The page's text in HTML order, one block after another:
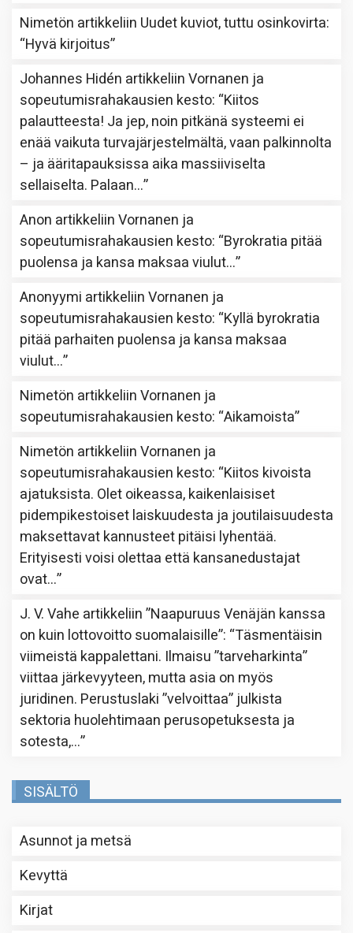
Nimetön artikkeliin Uudet kuviot, tuttu osinkovirta:
“Hyvä kirjoitus”
Johannes Hidén artikkeliinVornanen ja
sopeutumisrahakausien kesto: “Kiitos
palautteesta! Ja jep, noin pitkänä systeemi ei
enää vaikuta turvajärjestelmältä, vaan palkinnolta
– ja ääritapauksissa aika massiiviselta
sellaiselta. Palaan…”
Anon artikkeliinVornanen ja
sopeutumisrahakausien kesto: “Byrokratia pitää
puolensa ja kansa maksaa viulut…”
Anonyymi artikkeliinVornanen ja
sopeutumisrahakausien kesto: “Kyllä byrokratia
pitää parhaiten puolensa ja kansa maksaa
viulut…”
Nimetön artikkeliinVornanen ja
sopeutumisrahakausien kesto: “Aikamoista”
Nimetön artikkeliinVornanen ja
sopeutumisrahakausien kesto: “Kiitos kivoista
ajatuksista. Olet oikeassa, kaikenlaisiset
pidempikestoiset laiskuudesta ja joutilaisuudesta
maksettavat kannusteet pitäisi lyhentää.
Erityisesti voisi olettaa että kansanedustajat
ovat…”
J. V. Vahe artikkeliin”Naapuruus Venäjän kanssa
on kuin lottovoitto suomalaisille”: “Täsmentäisin
viimeistä kappalettani. Ilmaisu ”tarveharkinta”
viittaa järkevyyteen, mutta asia on myös
juridinen. Perustuslaki ”velvoittaa” julkista
sektoria huolehtimaan perusopetuksesta ja
sotesta,…”
SISÄLTÖ
Asunnot ja metsä
Kevyttä
Kirjat